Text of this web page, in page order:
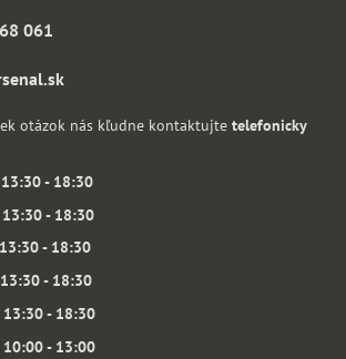
061
otázok nás kľudne kontaktujte telefonicky
- 18:30
- 18:30
- 18:30
- 18:30
- 18:30
- 13:00